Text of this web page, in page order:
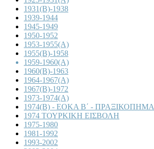
1931(B)-1938
1939-1944
1945-1949
1950-1952
1953-1955(A)
1955(B)-1958
1959-1960(A)
1960(B)-1963
1964-1967(A)
1967(B)-1972
1973-1974(A)
1974(B) - ΕΟΚΑ Β΄ - ΠΡΑΞΙΚΟΠΗΜΑ
1974 ΤΟΥΡΚΙΚΗ ΕΙΣΒΟΛΗ
1975-1980
1981-1992
1993-2002